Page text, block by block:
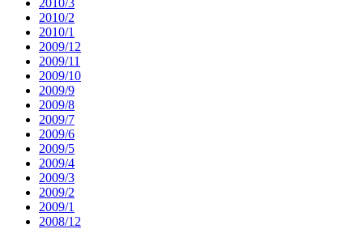
2010/2
2010/1
2009/12
2009/11
2009/10
2009/9
2009/8
2009/7
2009/6
2009/5
2009/4
2009/3
2009/2
2009/1
2008/12